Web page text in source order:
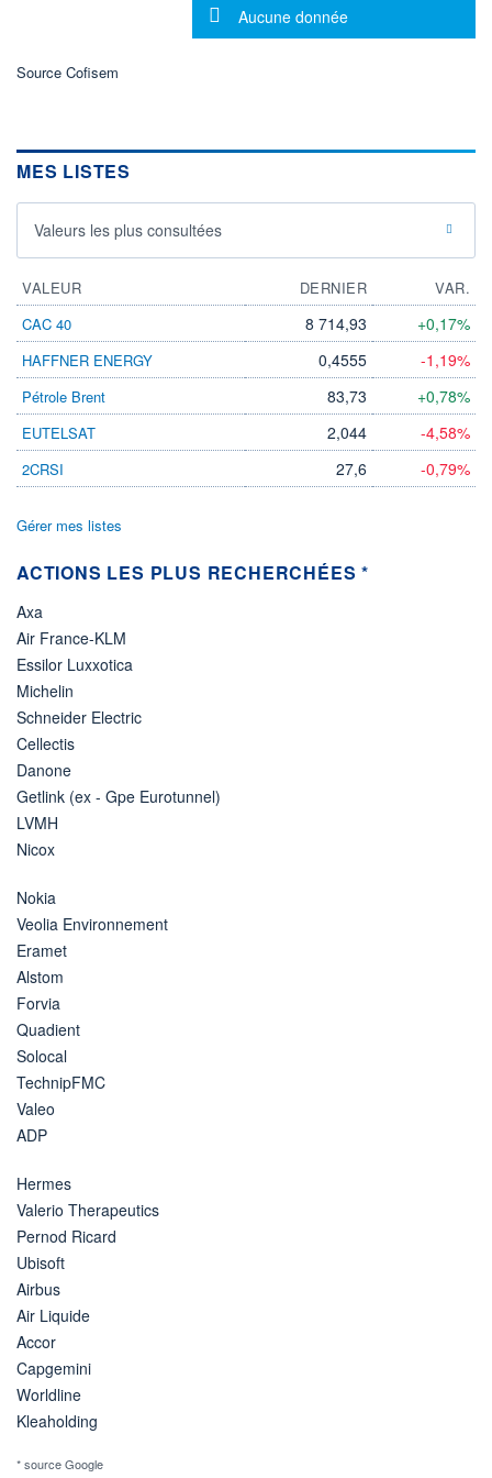
Boursobank
Message d'information
Aucune donnée
Source Cofisem
MES LISTES
Valeurs les plus consultées
VALEUR DERNIER
VAR.
CAC 40
8 714,93 +0,17%
HAFFNER ENERGY 0,4555 -1,19%
Pétrole Brent 83,73 +0,78%
EUTELSAT 2,044 -4,58%
2CRSI 27,6 -0,79%
Gérer mes listes
ACTIONS LES PLUS RECHERCHÉES *
Axa
Air France-KLM
Essilor Luxxotica
Michelin
Schneider Electric
Cellectis
Danone
Getlink (ex - Gpe Eurotunnel)
LVMH
Nicox
Nokia
Veolia Environnement
Eramet
Alstom
Forvia
Quadient
Solocal
TechnipFMC
Valeo
ADP
Hermes
Valerio Therapeutics
Pernod Ricard
Ubisoft
Airbus
Air Liquide
Accor
Capgemini
Worldline
Kleaholding
* source Google